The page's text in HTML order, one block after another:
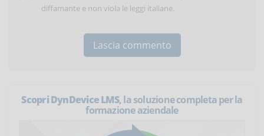
diffamante e non viola le leggi italiane.
Scopri DynDevice LMS, la soluzione completa per la
formazione aziendale